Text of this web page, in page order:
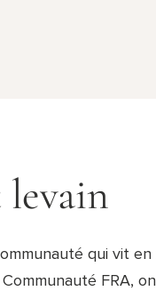
qui vit en
FRA,